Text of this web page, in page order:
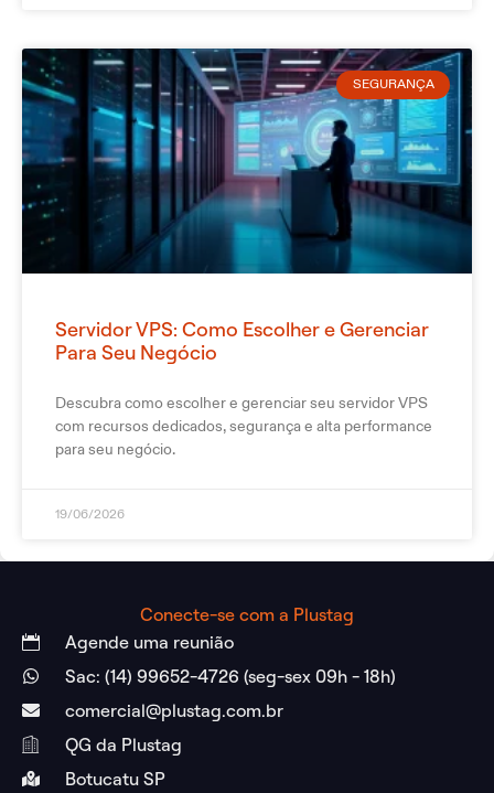
SEGURANÇA
Servidor VPS: Como Escolher e Gerenciar
Para Seu Negócio
Descubra como escolher e gerenciar seu servidor VPS
com recursos dedicados, segurança e alta performance
para seu negócio.
19/06/2026
Conecte-se com a Plustag
Agende uma reunião
Sac: (14) 99652-4726 (seg-sex 09h - 18h)
comercial@plustag.com.br
QG da Plustag
Botucatu SP